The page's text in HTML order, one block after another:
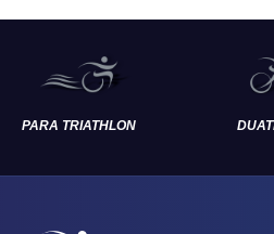
PARA TRIATHLON